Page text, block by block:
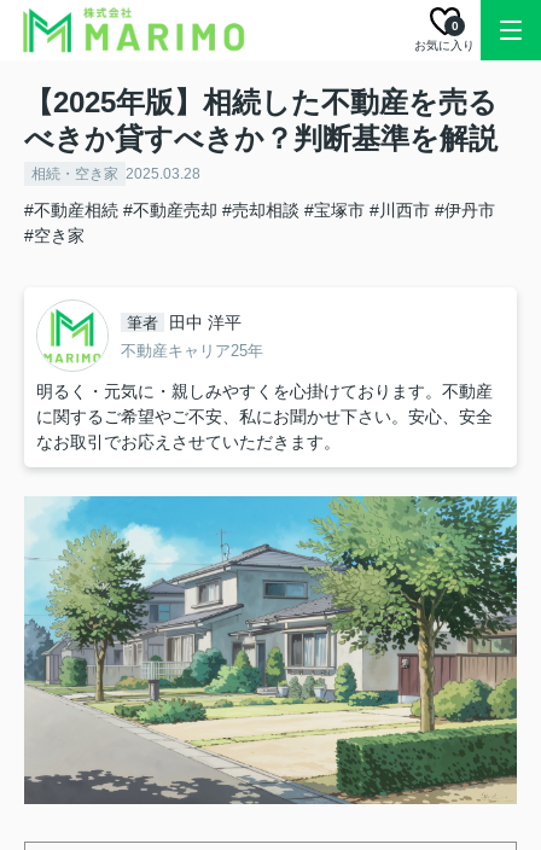
お気に入り
0
【2025年版】相続した不動産を売る
べきか貸すべきか？判断基準を解説
相続・空き家 2025.03.28
#不動産相続 #不動産売却 #売却相談 #宝塚市 #川西市 #伊丹市
#空き家
筆者 田中 洋平
不動産キャリア25年
明るく・元気に・親しみやすくを心掛けております。不動産
に関するご希望やご不安、私にお聞かせ下さい。安心、安全
なお取引でお応えさせていただきます。